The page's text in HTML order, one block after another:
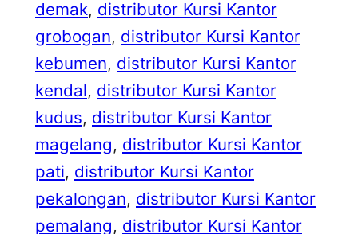
demak, distributor Kursi Kantor
grobogan, distributor Kursi Kantor
kebumen, distributor Kursi Kantor
kendal, distributor Kursi Kantor
kudus, distributor Kursi Kantor
magelang, distributor Kursi Kantor
pati, distributor Kursi Kantor
pekalongan, distributor Kursi Kantor
pemalang, distributor Kursi Kantor